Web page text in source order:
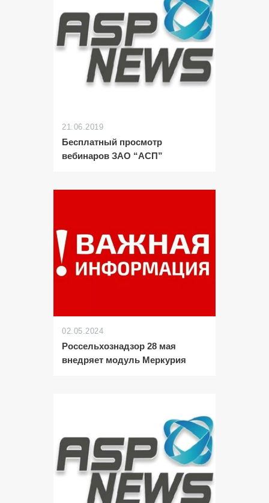
21.06.2019
Бесплатный просмотр
вебинаров ЗАО “АСП”
02.05.2024
Россельхознадзор 28 мая
внедряет модуль Меркурия